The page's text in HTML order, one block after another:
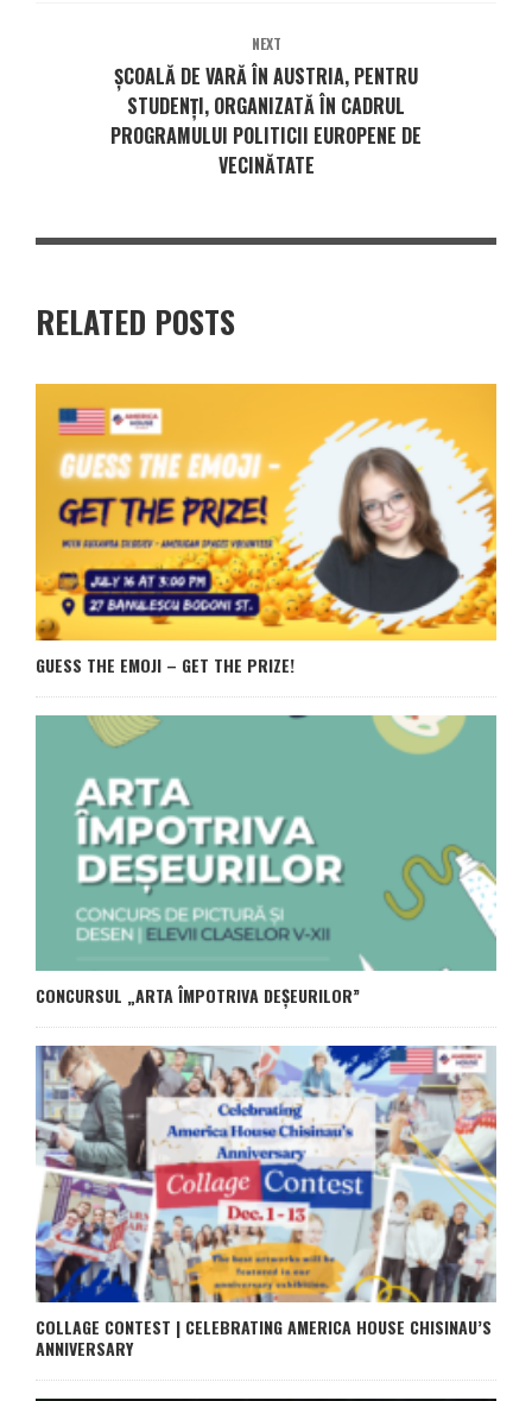
NEXT
ȘCOALĂ DE VARĂ ÎN AUSTRIA, PENTRU
STUDENȚI, ORGANIZATĂ ÎN CADRUL
PROGRAMULUI POLITICII EUROPENE DE
VECINĂTATE
RELATED POSTS
GUESS THE EMOJI – GET THE PRIZE!
CONCURSUL „ARTA ÎMPOTRIVA DEȘEURILOR”
COLLAGE CONTEST | CELEBRATING AMERICA HOUSE CHISINAU’S
ANNIVERSARY